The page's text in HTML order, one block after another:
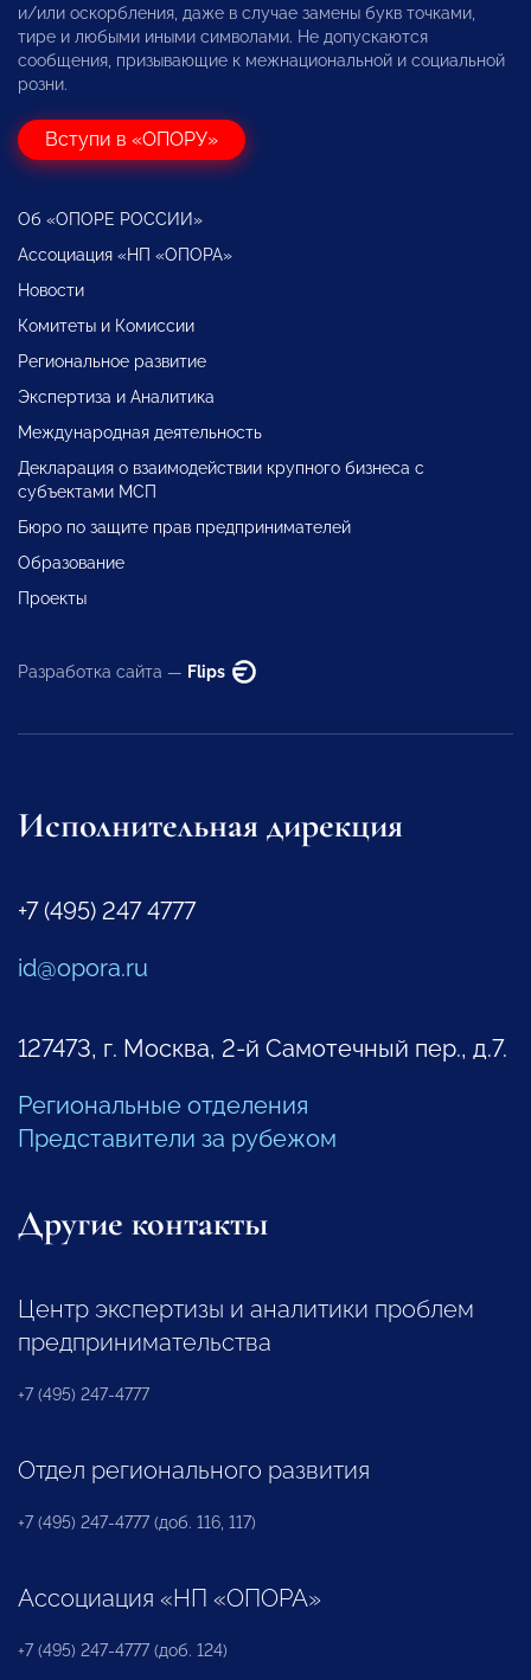
и/или оскорбления, даже в случае замены букв точками,
тире и любыми иными символами. Не допускаются
сообщения, призывающие к межнациональной и социальной
розни.
Вступи в «ОПОРУ»
Об «ОПОРЕ РОССИИ»
Ассоциация «НП «ОПОРА»
Новости
Комитеты и Комиссии
Региональное развитие
Экспертиза и Аналитика
Международная деятельность
Декларация о взаимодействии крупного бизнеса с
субъектами МСП
Бюро по защите прав предпринимателей
Образование
Проекты
Разработка сайта — Flips
Исполнительная дирекция
+7 (495) 247 4777
id@opora.ru
127473, г. Москва, 2-й Самотечный пер., д.7.
Региональные отделения
Представители за рубежом
Другие контакты
Центр экспертизы и аналитики проблем
предпринимательства
+7 (495) 247-4777
Отдел регионального развития
+7 (495) 247-4777 (доб. 116, 117)
Ассоциация «НП «ОПОРА»
+7 (495) 247-4777 (доб. 124)